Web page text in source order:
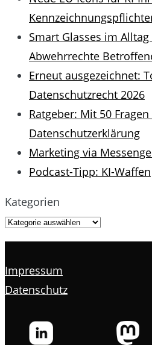
Smart Glasses im
Abwehrrechte
Erneut ausgezeichnet:
Datenschutzrecht 2026
Ratgeber: Mit 50
Datenschutzerklärung
Marketing via
Podcast-Tipp: KI-Waffen
Kategorien
Impressum
Datenschutz